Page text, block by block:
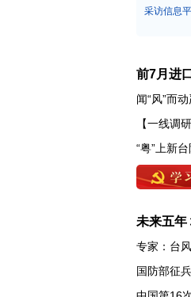
采访信息
前7月进
闻“风”而
【一线调
“粤”上新
未来五年
专家：台
国防部征